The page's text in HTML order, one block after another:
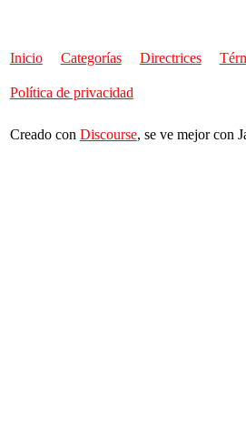
Inicio Categorías Directrices
Política de privacidad
Creado con Discourse, se ve mejor con